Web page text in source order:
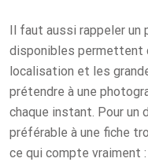
Il faut aussi rappeler
disponibles permettent
localisation et les
prétendre à une
chaque instant. Pour
préférable à une fiche
ce qui compte vraiment